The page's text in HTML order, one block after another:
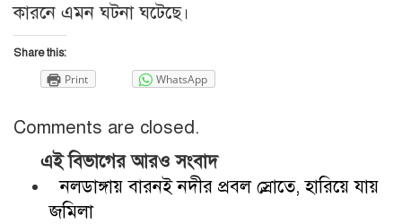
কারনে এমন ঘটনা ঘটেছে।
Share this:
Print WhatsApp
Comments are closed.
এই বিভাগের আরও সংবাদ
নলডাঙ্গায় বারনই নদীর প্রবল স্রোতে, হারিয়ে যায়
জমিলা